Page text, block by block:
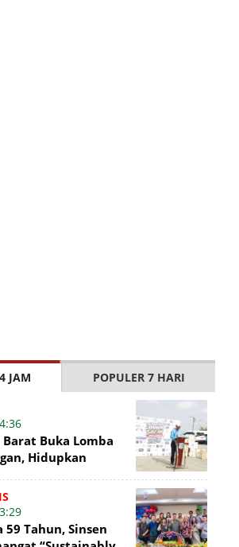
JAM POPULER 7 HARI
Buka Lomba
Hidupkan
59 Tahun, Sinsen